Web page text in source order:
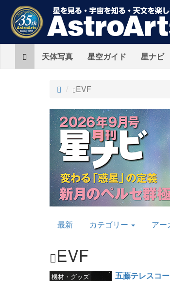
Home天体写真 星空ガイド 星ナビ
ト
プ
EVF
AstroArts
Topics
最新 カテゴリー アー
EVF
五藤テレスコ
機材・グッズ